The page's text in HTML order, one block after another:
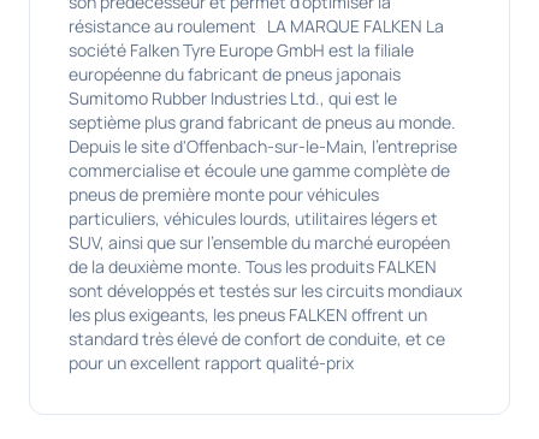
résistance au roulement LA MARQUE FALKEN La
société Falken Tyre Europe GmbH est la filiale
européenne du fabricant de pneus japonais
Sumitomo Rubber Industries Ltd., qui est le
septième plus grand fabricant de pneus au monde.
Depuis le site d'Offenbach-sur-le-Main, l'entreprise
commercialise et écoule une gamme complète de
pneus de première monte pour véhicules
particuliers, véhicules lourds, utilitaires légers et
SUV, ainsi que sur l'ensemble du marché européen
de la deuxième monte. Tous les produits FALKEN
sont développés et testés sur les circuits mondiaux
les plus exigeants, les pneus FALKEN offrent un
standard très élevé de confort de conduite, et ce
pour un excellent rapport qualité-prix